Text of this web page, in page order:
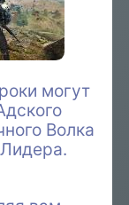
могут
Волка